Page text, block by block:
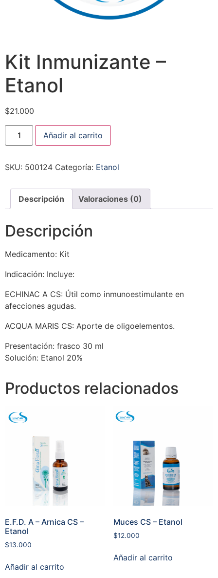
Kit Inmunizante –
Etanol
$21.000
Añadir al carrito
SKU: 500124 Categoría: Etanol
Descripción Valoraciones (0)
Descripción
Medicamento: Kit
Indicación: Incluye:
ECHINAC A CS: Útil como inmunoestimulante en
afecciones agudas.
ACQUA MARIS CS: Aporte de oligoelementos.
Presentación: frasco 30 ml
Solución: Etanol 20%
Productos relacionados
E.F.D. A – Arnica CS –
Etanol
$13.000
Añadir al carrito
Muces CS – Etanol
$12.000
Añadir al carrito